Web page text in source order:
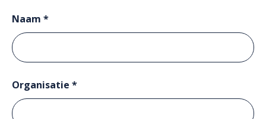
Naam *
Organisatie *